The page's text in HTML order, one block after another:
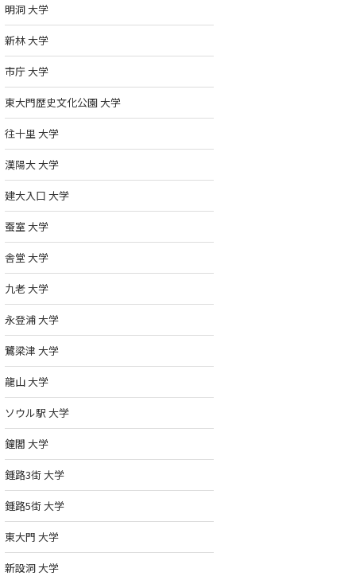
학교
明洞 大学
新林 大学
市庁 大学
東大門歴史文化公園 大学
往十里 大学
漢陽大 大学
建大入口 大学
蚕室 大学
舎堂 大学
九老 大学
永登浦 大学
鷺梁津 大学
龍山 大学
ソウル駅 大学
鐘閣 大学
鍾路3街 大学
鍾路5街 大学
東大門 大学
新設洞 大学